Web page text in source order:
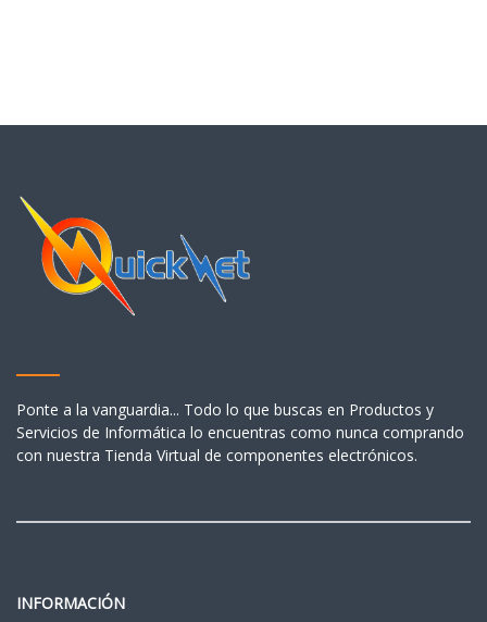
Ponte a la vanguardia... Todo lo que buscas en Productos y
Servicios de Informática lo encuentras como nunca comprando
con nuestra Tienda Virtual de componentes electrónicos.
INFORMACIÓN